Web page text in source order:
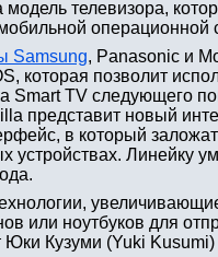
телевизора,
Samsung, Panasonic и
которая позволит
Smart TV следующего
представит новый
в который
устройствах. Линейку
или ноутбуков для
Кузуми (Yuki Kusumi)